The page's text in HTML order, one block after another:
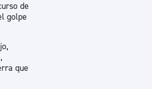
de
golpe
que